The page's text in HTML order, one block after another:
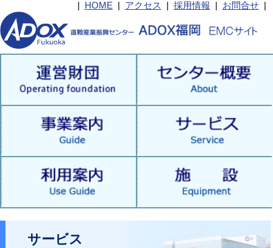
| HOME | アクセス | 採用情報 | お問合せ|
サービス